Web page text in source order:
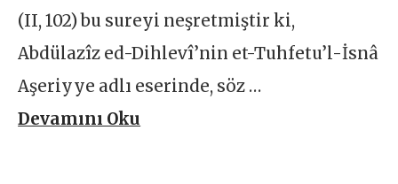
(II, 102) bu sureyi neşretmiştir ki,
Abdülazîz ed-Dihlevî’nin et-Tuhfetu’l-İsnâ
Aşeriyye adlı eserinde, söz …
Devamını Oku